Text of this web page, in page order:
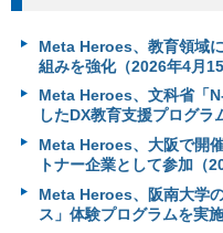
Meta Heroes、教育領域
組みを強化（2026年4月15
Meta Heroes、文科省「
したDX教育支援プログラ
Meta Heroes、大阪で開
トナー企業として参加（
Meta Heroes、阪南大学
ス」体験プログラムを実